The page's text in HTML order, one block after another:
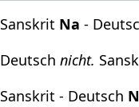
Sanskrit Na -
Deutschnicht.
Sanskrit - Deutsch